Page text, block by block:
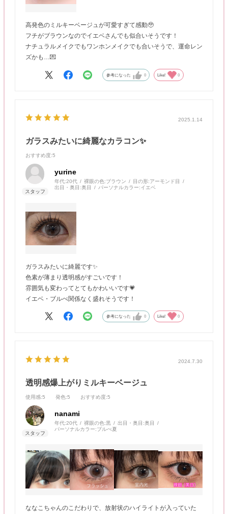
高発色のミルキーベージュが可愛すぎて感動🥹
フチがブラウンなのでイエベさんでも似合いそうです！
ナチュラルメイクでもワンホンメイクでも合いそうで、運命レン
ズかも…💌
参考になった 0 Like! 0
2025.1.14
ガラスみたいに綺麗なカラコン✨
おすすめ度:5
yurine
年代:20代 裸眼の色:ブラウン 目の形:アーモンド目
出目・奥目:奥目 パーソナルカラー:イエベ
ガラスみたいに綺麗です✨
色素が薄まり透明感がすごいです！
雰囲気も変わってとてもかわいいです💗
イエベ・ブルべ関係なく盛れそうです！
参考になった 0 Like! 0
2024.7.30
透明感爆上がりミルキーベージュ
使用感:5 発色:5 おすすめ度:5
nanami
年代:20代 裸眼の色:黒 出目・奥目:奥目
パーソナルカラー:ブルべ夏
ななこちゃんのこだわりで、放射状のハイライトが入っていた